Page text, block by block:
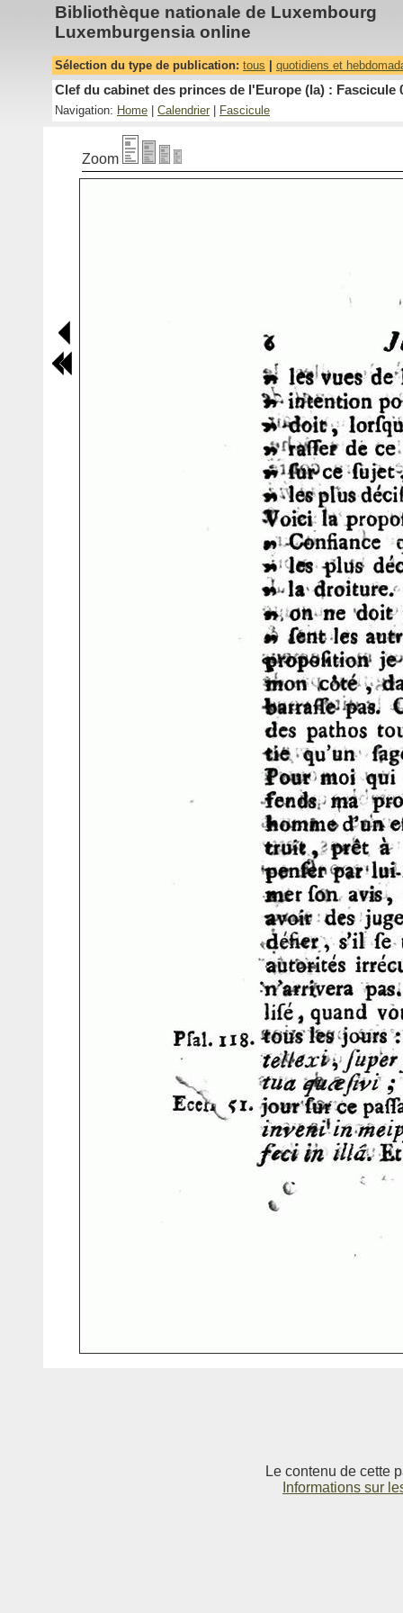
Bibliothèque nationale de Luxembourg
Luxemburgensia online
Sélection du type de publication: tous quotidiens et
Clef du cabinet des princes de l'Europe (la) : Fascicule
Navigation: Home Calendrier Fascicule
Zoom
Le contenu de cette
Informations sur